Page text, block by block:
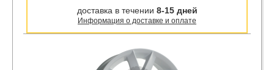
доставка в течении 8-15 дней
Информация о доставке и оплате